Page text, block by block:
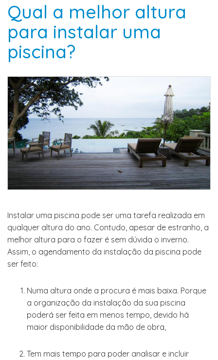
Qual a melhor altura
para instalar uma
piscina?
Instalar uma piscina pode ser uma tarefa realizada em
qualquer altura do ano. Contudo, apesar de estranho, a
melhor altura para o fazer é sem dúvida o inverno.
Assim, o agendamento da instalação da piscina pode
ser feito:
Numa altura onde a procura é mais baixa. Porque
a organização da instalação da sua piscina
poderá ser feita em menos tempo, devido há
maior disponibilidade da mão de obra,
Tem mais tempo para poder analisar e incluir